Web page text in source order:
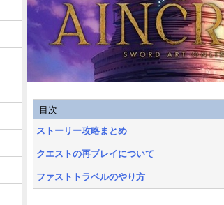
目次
ストーリー攻略まとめ
クエストの再プレイについて
ファストトラベルのやり方